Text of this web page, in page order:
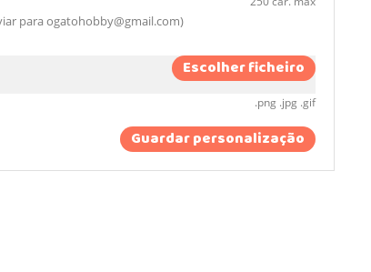
para ogatohobby@gmail.com)
Escolher ficheiro
.png .jpg .gif
Guardar personalização